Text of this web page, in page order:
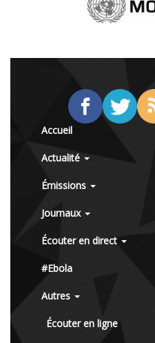
Accueil
Actualité
Émissions
Journaux
Écouter en direct
#Ebola
Autres
Écouter en ligne